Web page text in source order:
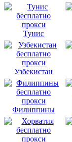
Тунис
Узбекистан
Филиппины